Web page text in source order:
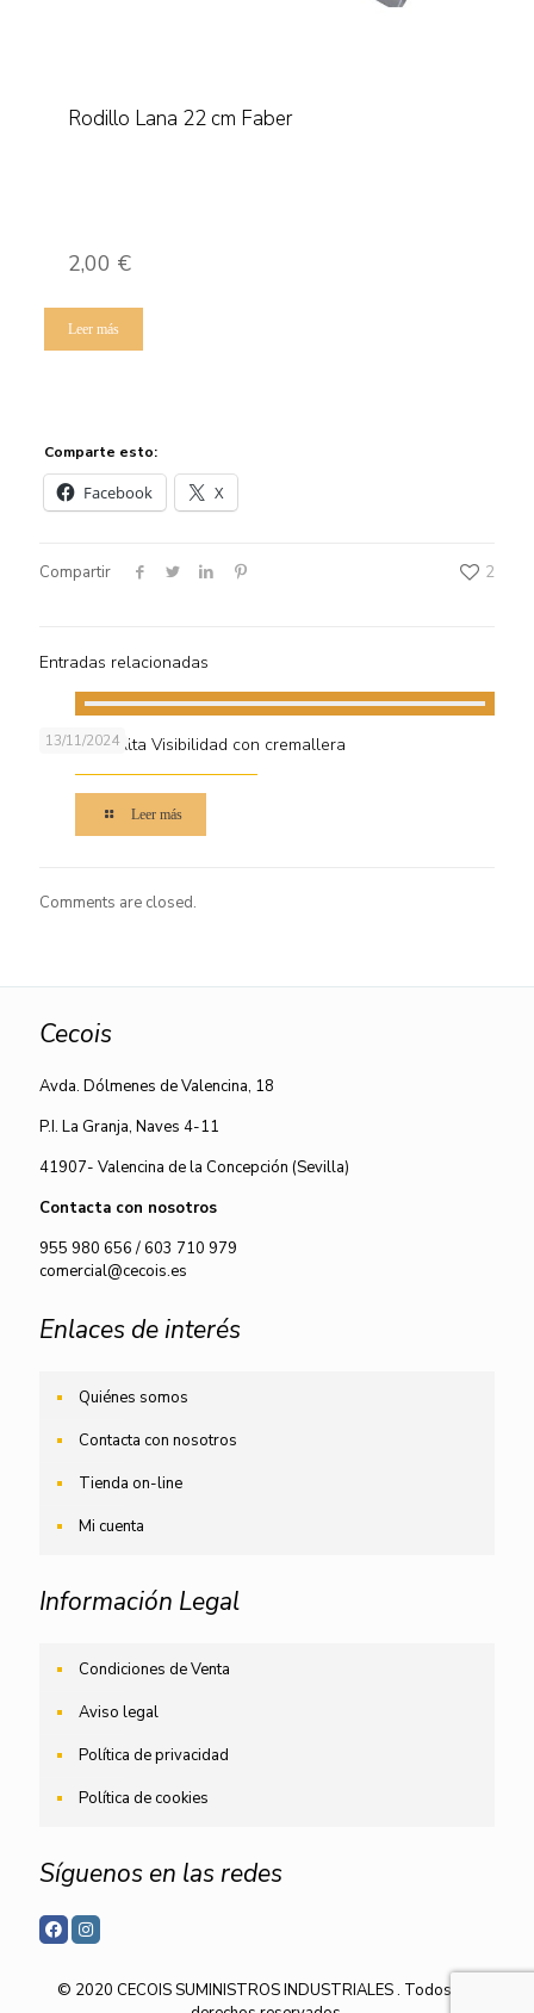
Rodillo Lana 22 cm Faber
2,00 €
Leer más
Comparte esto:
Facebook X
Compartir 2
Entradas relacionadas
13/11/2024
Chalecos Alta Visibilidad con cremallera
Leer más
Comments are closed.
Cecois
Avda. Dólmenes de Valencina, 18
P.I. La Granja, Naves 4-11
41907- Valencina de la Concepción (Sevilla)
Contacta con nosotros
955 980 656/603 710 979
comercial@cecois.es
Enlaces de interés
Quiénes somos
Contacta con nosotros
Tienda on-line
Mi cuenta
Información Legal
Condiciones de Venta
Aviso legal
Política de privacidad
Política de cookies
Síguenos en las redes
© 2020 CECOIS SUMINISTROS INDUSTRIALES . Todos los